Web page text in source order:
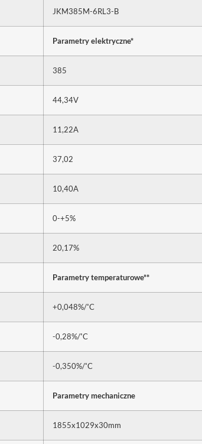
JKM385M-6RL3-B
Parametry elektryczne*
385
44,34V
11,22A
37,02
10,40A
0-+5%
20,17%
Parametry temperaturowe**
+0,048%/◦C
-0,28%/◦C
-0,350%/◦C
Parametry mechaniczne
1855x1029x30mm